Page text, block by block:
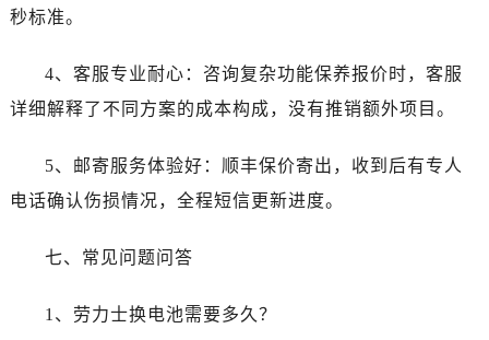
秒标准。
4、客服专业耐心：咨询复杂功能保养报价时，客服
详细解释了不同方案的成本构成，没有推销额外项目。
5、邮寄服务体验好：顺丰保价寄出，收到后有专人
电话确认伤损情况，全程短信更新进度。
七、常见问题问答
1、劳力士换电池需要多久？